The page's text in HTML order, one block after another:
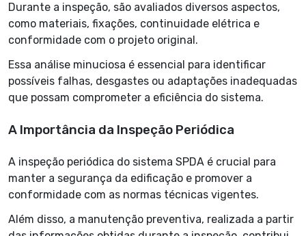
Durante a inspeção, são avaliados diversos aspectos,
como materiais, fixações, continuidade elétrica e
conformidade com o projeto original.
Essa análise minuciosa é essencial para identificar
possíveis falhas, desgastes ou adaptações inadequadas
que possam comprometer a eficiência do sistema.
A Importância da Inspeção Periódica
A inspeção periódica do sistema SPDA é crucial para
manter a segurança da edificação e promover a
conformidade com as normas técnicas vigentes.
Além disso, a manutenção preventiva, realizada a partir